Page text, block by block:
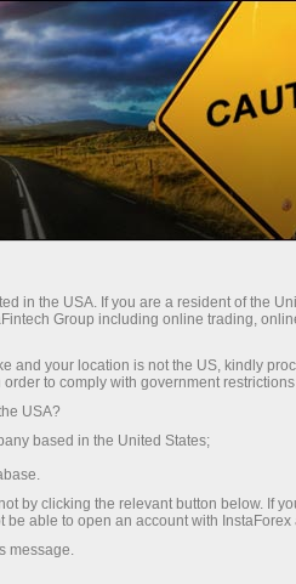
الفعاليات
العالم
فتح حساب
فتح حساب
in the USA. If you are a resident of the
Group including online trading,
and your location is not the US, kindly
to comply with government
USA?
based in the United States;
by clicking the relevant button below. If
able to open an account with InstaForex
message.